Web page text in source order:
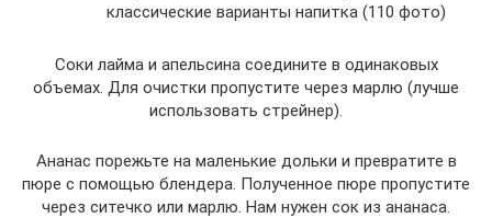
классические варианты напитка (110 фото)
Соки лайма и апельсина соедините в одинаковых
объемах. Для очистки пропустите через марлю (лучше
использовать стрейнер).
Ананас порежьте на маленькие дольки и превратите в
пюре с помощью блендера. Полученное пюре пропустите
через ситечко или марлю. Нам нужен сок из ананаса.